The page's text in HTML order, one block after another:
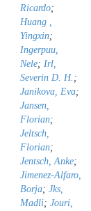
Ricardo;
Huang ,
Yingxin;
Ingerpuu,
Nele; Irl,
Severin D. H. ;
Janikova, Eva;
Jansen,
Florian;
Jeltsch,
Florian;
Jentsch, Anke;
Jimenez-Alfaro,
Borja; Jks,
Madli; Jouri,